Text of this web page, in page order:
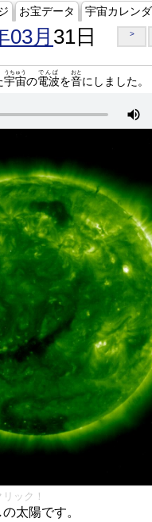
お宝データ 宇宙カレン
03月 31日 >
宇宙
うちゅう
の電波
でんぱ
を音
おと
にしました。
ック！
太陽です。